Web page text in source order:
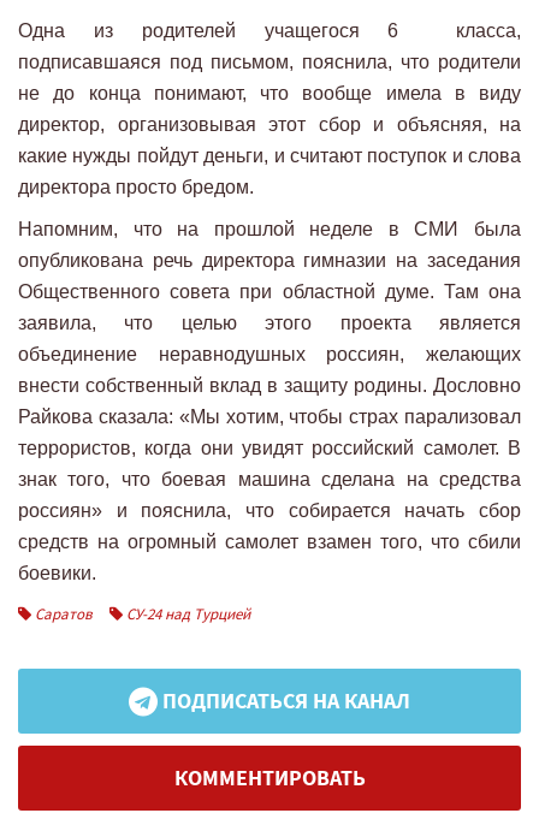
Одна из родителей учащегося 6 класса,
подписавшаяся под письмом, пояснила, что родители
не до конца понимают, что вообще имела в виду
директор, организовывая этот сбор и объясняя, на
какие нужды пойдут деньги, и считают поступок и слова
директора просто бредом.
Напомним, что на прошлой неделе в СМИ была
опубликована речь директора гимназии на заседания
Общественного совета при областной думе. Там она
заявила, что целью этого проекта является
объединение неравнодушных россиян, желающих
внести собственный вклад в защиту родины. Дословно
Райкова сказала: «Мы хотим, чтобы страх парализовал
террористов, когда они увидят российский самолет. В
знак того, что боевая машина сделана на средства
россиян» и пояснила, что собирается начать сбор
средств на огромный самолет взамен того, что сбили
боевики.
Саратов
СУ-24 над Турцией
ПОДПИСАТЬСЯ НА КАНАЛ
КОММЕНТИРОВАТЬ